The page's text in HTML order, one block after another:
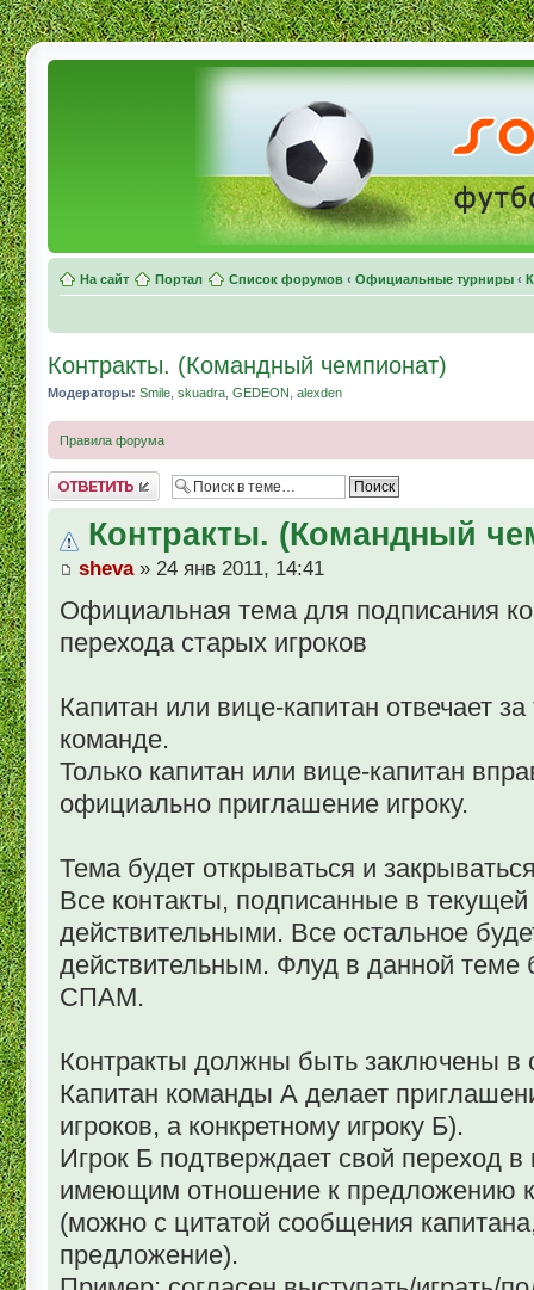
На сайт Портал Список форумов ‹ Официальные турниры ‹
Контракты. (Командный чемпионат)
Модераторы: Smile skuadra GEDEON alexden
Правила форума
Комментировать
Контракты. (Командный
sheva» 24 янв 2011, 14:41
Официальная тема для подписания
перехода старых игроков
Капитан или вице-капитан отвечает
команде.
Только капитан или вице-капитан
официально приглашение игроку.
Тема будет открываться и
Все контакты, подписанные в
действительными. Все остальное
действительным. Флуд в данной теме
СПАМ.
Контракты должны быть заключены
Капитан команды А делает
игроков, а конкретному игроку Б).
Игрок Б подтверждает свой переход
имеющим отношение к предложению
(можно с цитатой сообщения
предложение).